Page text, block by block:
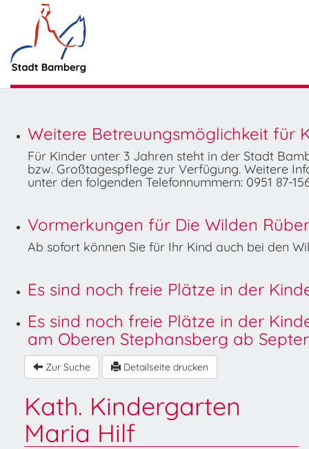
Weitere Betreuungsmöglichkeit für
Für Kinder unter 3 Jahren steht in der Stadt
bzw. Großtagespflege zur Verfügung. Weitere
unter den folgenden Telefonnummern: 0951 87-
Vormerkungen für Die Wilden
Ab sofort können Sie für Ihr Kind auch bei den
Es sind noch freie Plätze in der
Es sind noch freie Plätze in der
am Oberen Stephansberg ab
Zur Suche Detailseite drucken
Kath. Kindergarten
Maria Hilf